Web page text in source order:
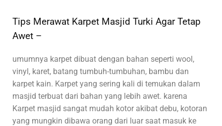
Tips Merawat Karpet Masjid Turki Agar Tetap
Awet –
umumnya karpet dibuat dengan bahan seperti wool,
vinyl, karet, batang tumbuh-tumbuhan, bambu dan
karpet kain. Karpet yang sering kali di temukan dalam
masjid terbuat dari bahan yang lebih awet. karena
Karpet masjid sangat mudah kotor akibat debu, kotoran
yang mungkin dibawa orang dari luar saat masuk ke